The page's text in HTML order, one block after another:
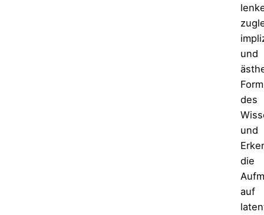
und
des
und
die
auf